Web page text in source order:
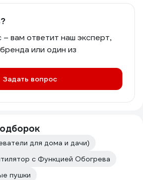
вам ответит наш эксперт,
или один из
Задать вопрос
для дома и дачи)
с Функцией Обогрева
пушки